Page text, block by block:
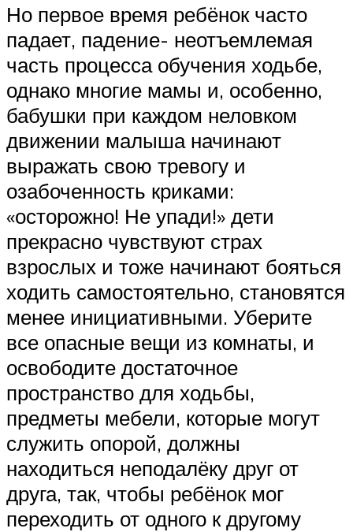
Но первое время ребёнок часто
падает, падение- неотъемлемая
часть процесса обучения ходьбе,
однако многие мамы и, особенно,
бабушки при каждом неловком
движении малыша начинают
выражать свою тревогу и
озабоченность криками:
«осторожно! Не упади!» дети
прекрасно чувствуют страх
взрослых и тоже начинают бояться
ходить самостоятельно, становятся
менее инициативными. Уберите
все опасные вещи из комнаты, и
освободите достаточное
пространство для ходьбы,
предметы мебели, которые могут
служить опорой, должны
находиться неподалёку друг от
друга, так, чтобы ребёнок мог
переходить от одного к другому